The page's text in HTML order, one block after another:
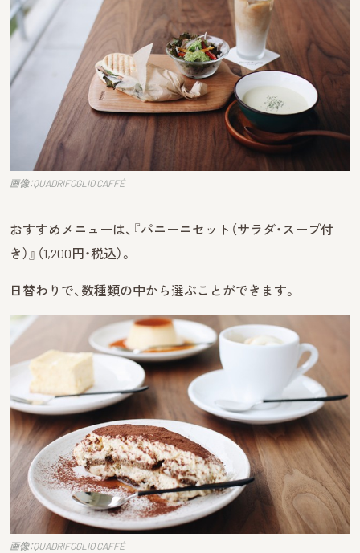
画像：QUADRIFOGLIO CAFFÉ
おすすめメニューは、『パニーニセット（サラダ・スープ付
き）』（1,200円・税込）。
日替わりで、数種類の中から選ぶことができます。
画像：QUADRIFOGLIO CAFFÉ